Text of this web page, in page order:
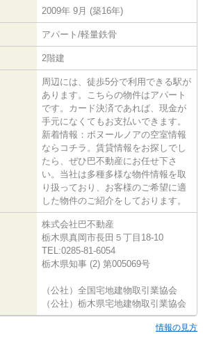
2009年 9月 (築16年)
アパート/軽量鉄骨
2階建
周辺には、徒歩5分で利用できる駅が
あります。こちらの物件はアパート
です。カード決済であれば、現金が
手元になくてもお支払いできます。
新着情報：ボヌールノアの空室情報
ならコチラ。賃貸情報をお探しでし
たら、ぜひ巴不動産にお任せ下さ
い。当社は多種多様な物件情報を取
り扱っており、お客様のご希望に適
した物件のご紹介をしております。
株式会社巴不動産
栃木県真岡市長田５丁目18-10
TEL:0285-81-6054
栃木県知事 (2) 第005069号
（公社）全国宅地建物取引業協会
（公社）栃木県宅地建物取引業協会
情報の見方